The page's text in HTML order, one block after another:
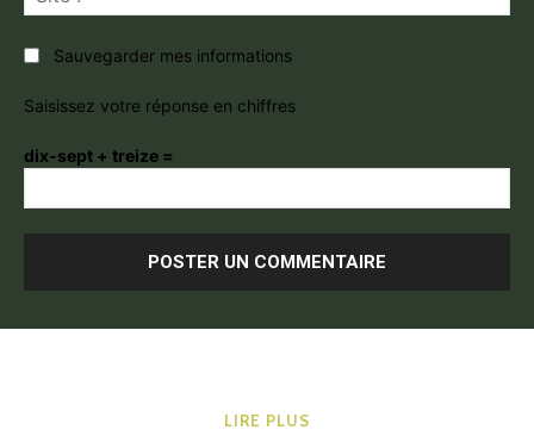
:
Sauvegarder mes informations
Saisissez votre réponse en chiffres
dix-sept + treize =
LIRE PLUS